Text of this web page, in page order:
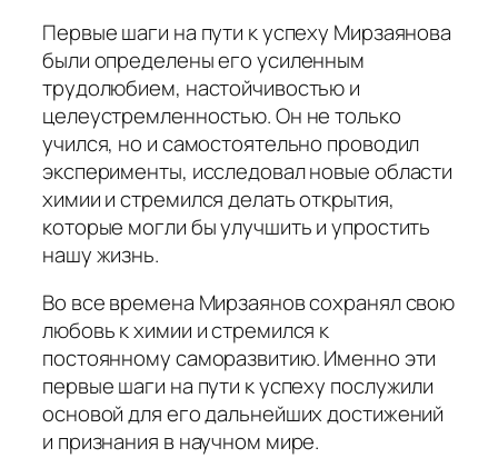
Первые шаги на пути к успеху Мирзаянова
были определены его усиленным
трудолюбием, настойчивостью и
целеустремленностью. Он не только
учился, но и самостоятельно проводил
эксперименты, исследовал новые области
химии и стремился делать открытия,
которые могли бы улучшить и упростить
нашу жизнь.
Во все времена Мирзаянов сохранял свою
любовь к химии и стремился к
постоянному саморазвитию. Именно эти
первые шаги на пути к успеху послужили
основой для его дальнейших достижений
и признания в научном мире.